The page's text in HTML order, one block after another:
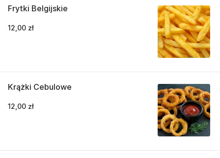
Frytki Belgijskie
12,00 zł
Krążki Cebulowe
12,00 zł